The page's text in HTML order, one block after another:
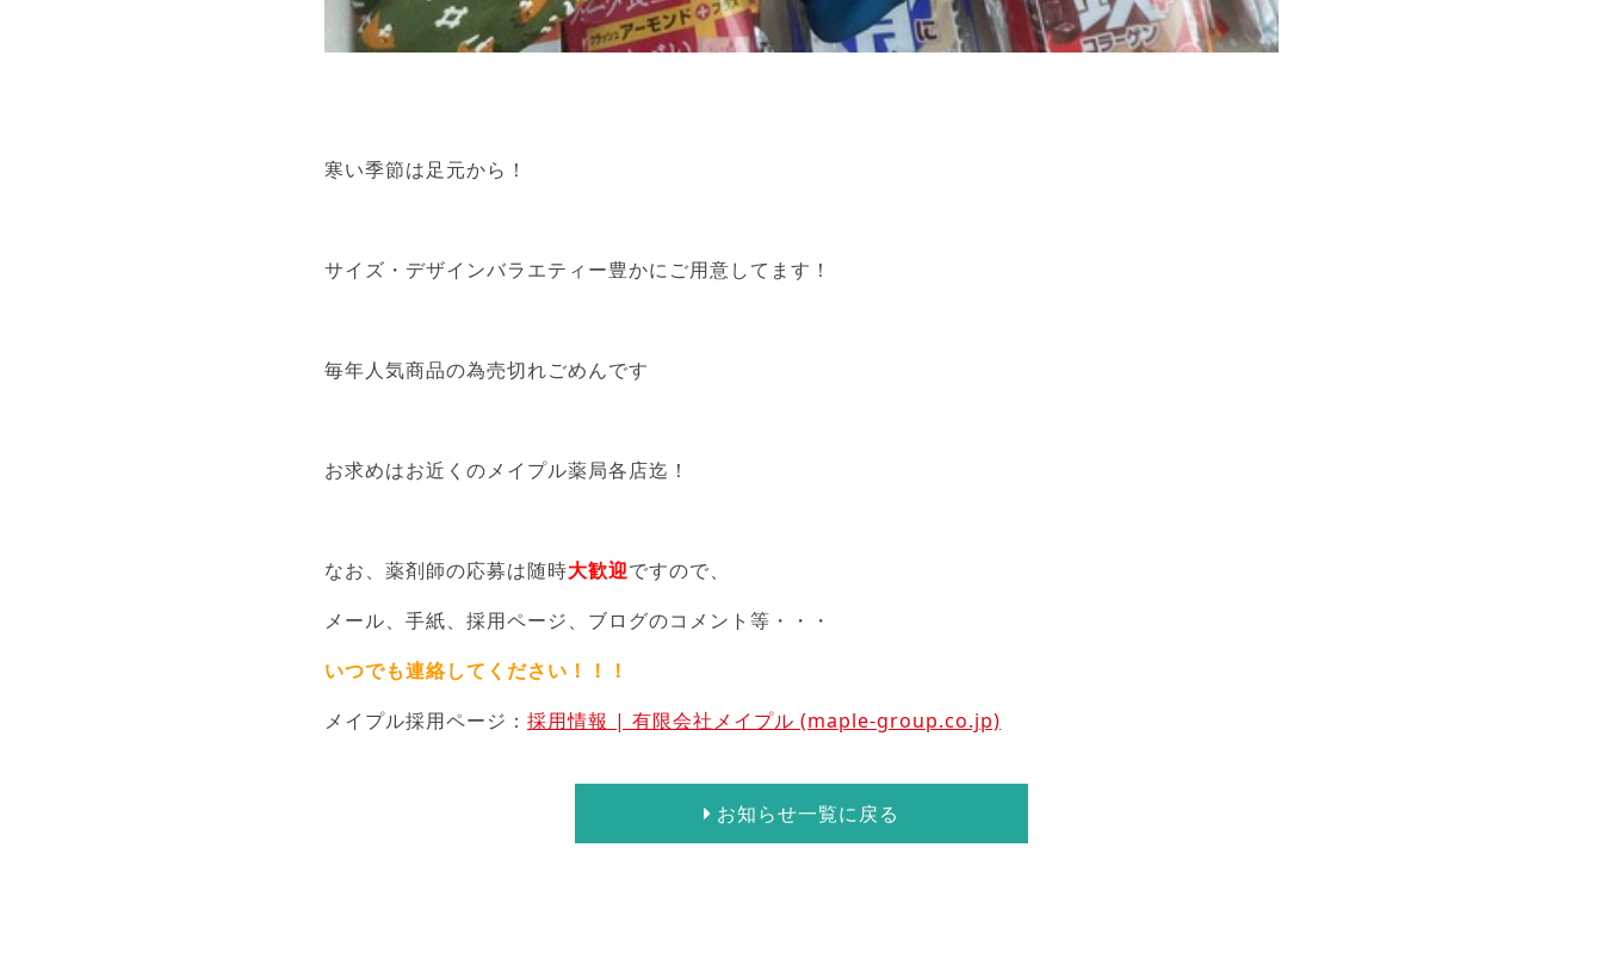
寒い季節は足元から！
サイズ・デザインバラエティー豊かにご用意してます！
毎年人気商品の為売切れごめんです
お求めはお近くのメイプル薬局各店迄！
なお、薬剤師の応募は随時大歓迎ですので、
メール、手紙、採用ページ、ブログのコメント等・・・
いつでも連絡してください！！！
メイプル採用ページ： 採用情報 | 有限会社メイプル (maple-group.co.jp)
お知らせ一覧に戻る